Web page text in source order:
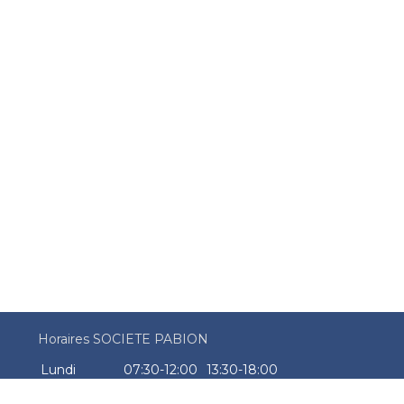
Horaires SOCIETE PABION
Lundi
07:30-12:00
13:30-18:00